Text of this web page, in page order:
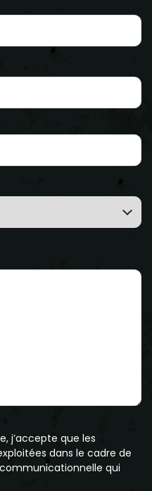
j’accepte que les
dans le cadre de
qui